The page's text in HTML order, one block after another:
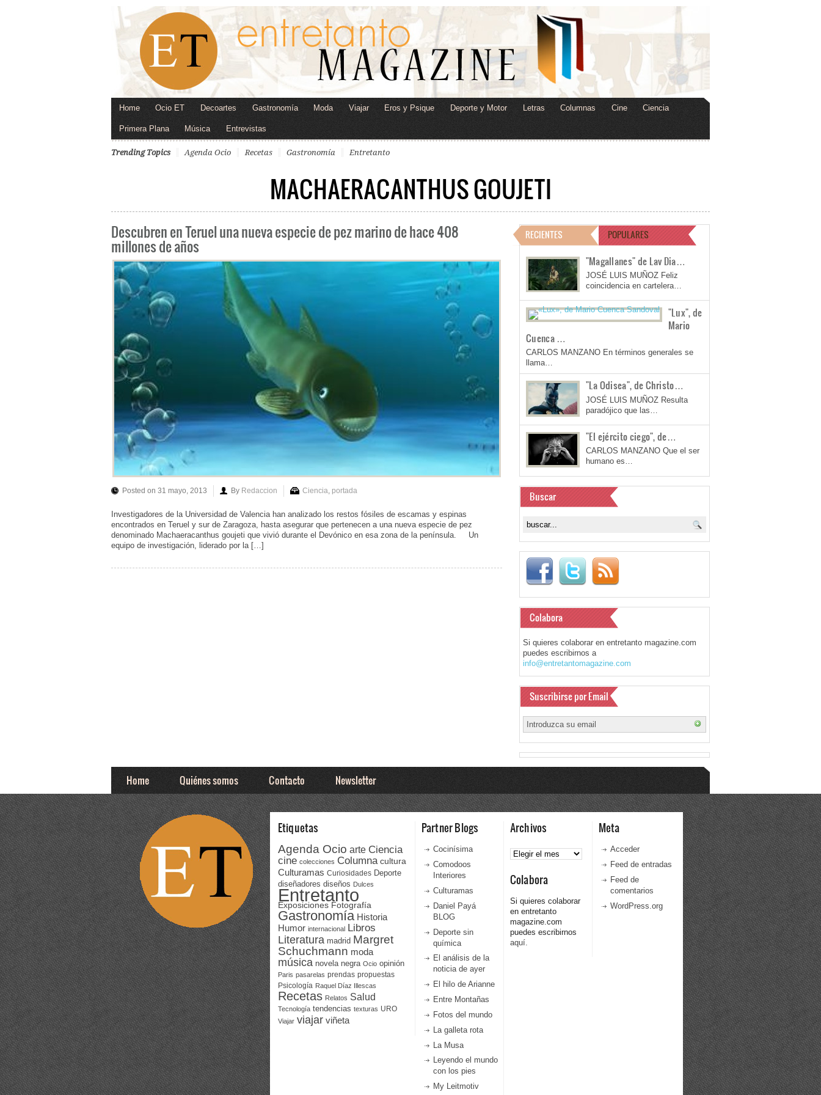
Home Ocio ET Decoartes Gastronomía Moda Viajar Eros y Psique Deporte y Motor Letras Columnas Cine Ciencia
Primera Plana Música Entrevistas
Trending Topics Agenda Ocio Recetas Gastronomía Entretanto
MACHAERACANTHUS GOUJETI
Descubren en Teruel una nueva especie de pez marino de hace 408
millones de años
Posted on 31 mayo, 2013 By Redaccion Ciencia portada
Investigadores de la Universidad de Valencia han analizado los restos fósiles de escamas y espinas
encontrados en Teruel y sur de Zaragoza, hasta asegurar que pertenecen a una nueva especie de pez
denominado Machaeracanthus goujeti que vivió durante el Devónico en esa zona de la península. Un
equipo de investigación, liderado por la […]
RECIENTES POPULARES
"Magallanes" de Lav Dia…
JOSÉ LUIS MUÑOZ Feliz
coincidencia en cartelera…
"Lux", de
Mario
Cuenca …
CARLOS MANZANO En términos generales se
llama…
"La Odisea", de Christo…
JOSÉ LUIS MUÑOZ Resulta
paradójico que las…
"El ejército ciego", de…
CARLOS MANZANO Que el ser
humano es…
Buscar
Colabora
Si quieres colaborar en entretanto magazine.com
puedes escribirnos a
info@entretantomagazine.com
Suscribirse por Email
Home Quiénes somos Contacto Newsletter
Etiquetas
Agenda Ocio arte Ciencia
cine colecciones Columna cultura
Culturamas Curiosidades Deporte
diseñadores diseños Dulces
Entretanto
Exposiciones Fotografía
Gastronomía Historia
Humor internacional Libros
Literatura madrid Margret
Schuchmann moda
música novela negra Ocio opinión
Paris pasarelas prendas propuestas
Psicología Raquel Díaz Illescas
Recetas Relatos Salud
Tecnología tendencias texturas URO
Viajar viajar viñeta
Partner Blogs
Cocinísima
Comodoos
Interiores
Culturamas
Daniel Payá
BLOG
Deporte sin
química
El análisis de la
noticia de ayer
El hilo de Arianne
Entre Montañas
Fotos del mundo
La galleta rota
La Musa
Leyendo el mundo
con los pies
My Leitmotiv
Archivos
Archivos
Colabora
Si quieres colaborar
en entretanto
magazine.com
puedes escribirnos
aquí.
Meta
Acceder
Feed de entradas
Feed de
comentarios
WordPress.org